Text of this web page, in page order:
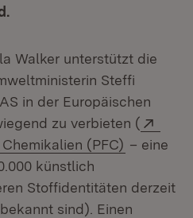
Walker unterstützt die
Steffi
in der Europäischen
zu verbieten (
(PFC) (Öffnet in
– eine
künstlich
Stoffidentitäten derzeit
sind). Einen